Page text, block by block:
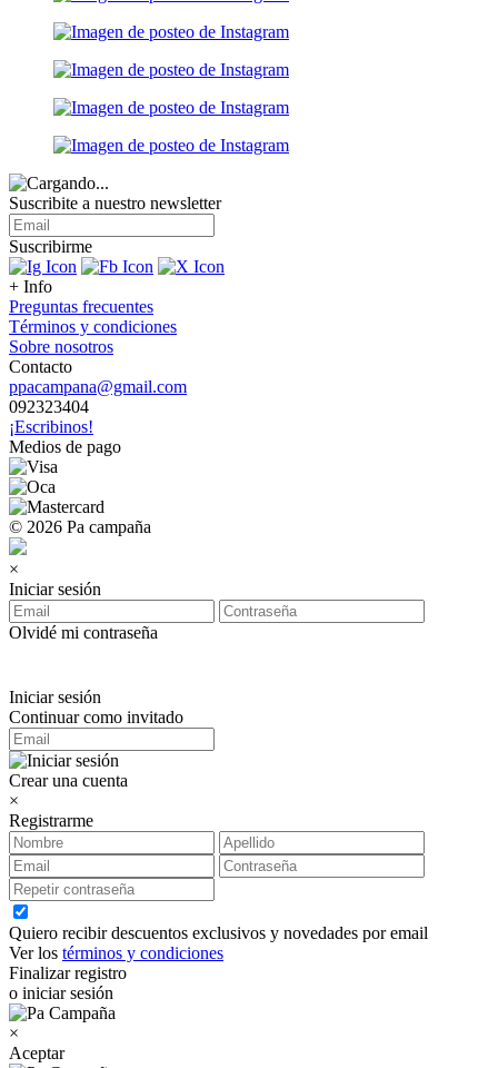
Suscribite a nuestro newsletter
Suscribirme
+ Info
Preguntas frecuentes
Términos y condiciones
Sobre nosotros
Contacto
ppacampana@gmail.com
092323404
¡Escribinos!
Medios de pago
© 2026 Pa campaña
×
Iniciar sesión
Olvidé mi contraseña
Iniciar sesión
Continuar como invitado
Crear una cuenta
×
Registrarme
Quiero recibir descuentos exclusivos y novedades por email
Ver los términos y condiciones
Finalizar registro
o iniciar sesión
×
Aceptar